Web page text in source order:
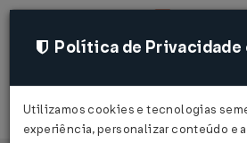
Política de Privacidade
Utilizamos cookies e tecnologias
experiência, personalizar conteúdo e